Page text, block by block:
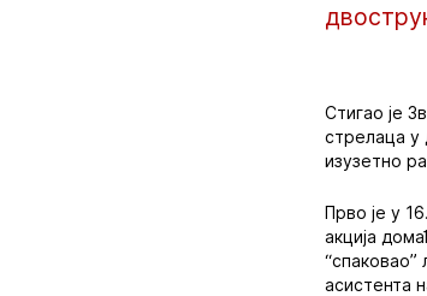
Стигао је
стрелаца у
изузетно
Прво је у
акција
“спаковао”
асистента